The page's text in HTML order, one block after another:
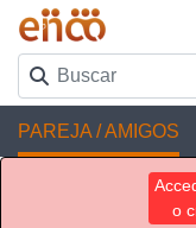
PAREJA / AMIGOS
o